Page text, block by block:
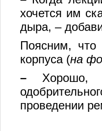
хочется им
дыра, –
Поясним, что
корпуса (на
– Хорошо,
проведении